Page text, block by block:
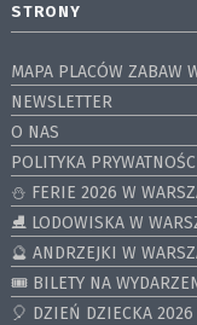
STRONY
MAPA PLACÓW ZABAW
NEWSLETTER
O NAS
POLITYKA
⛄️ FERIE 2026 W
⛸ LODOWISKA W
🔮 ANDRZEJKI W
🎟️ BILETY NA
🎈 DZIEŃ DZIECKA 2026